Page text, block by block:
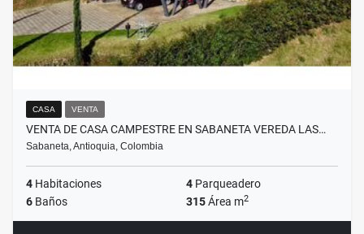
CASA VENTA
VENTA DE CASA CAMPESTRE EN SABANETA VEREDA LAS…
Sabaneta, Antioquia, Colombia
4 Habitaciones 4 Parqueadero
6 Baños 315Área m2